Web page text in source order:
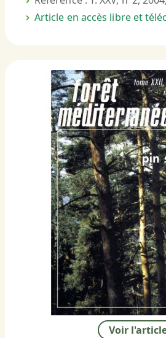
Article en accès libre et
Voir